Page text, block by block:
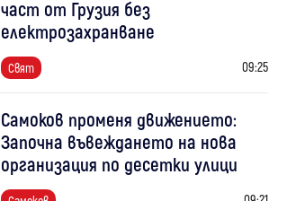
част от Грузия без
електрозахранване
Свят 09:25
Самоков променя движението:
Започна въвеждането на нова
организация по десетки улици